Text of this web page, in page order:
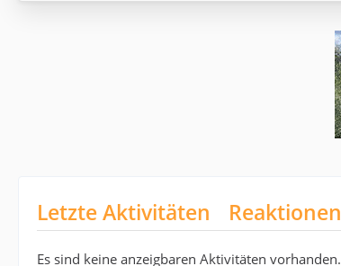
Letzte Aktivitäten Reaktionen
Es sind keine anzeigbaren Aktivitäten vorhanden.